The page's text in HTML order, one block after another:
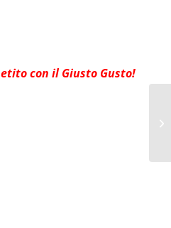
con il Giusto Gusto!